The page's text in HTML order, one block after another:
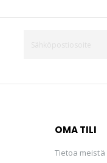
OMA TILI
Tietoa meistä